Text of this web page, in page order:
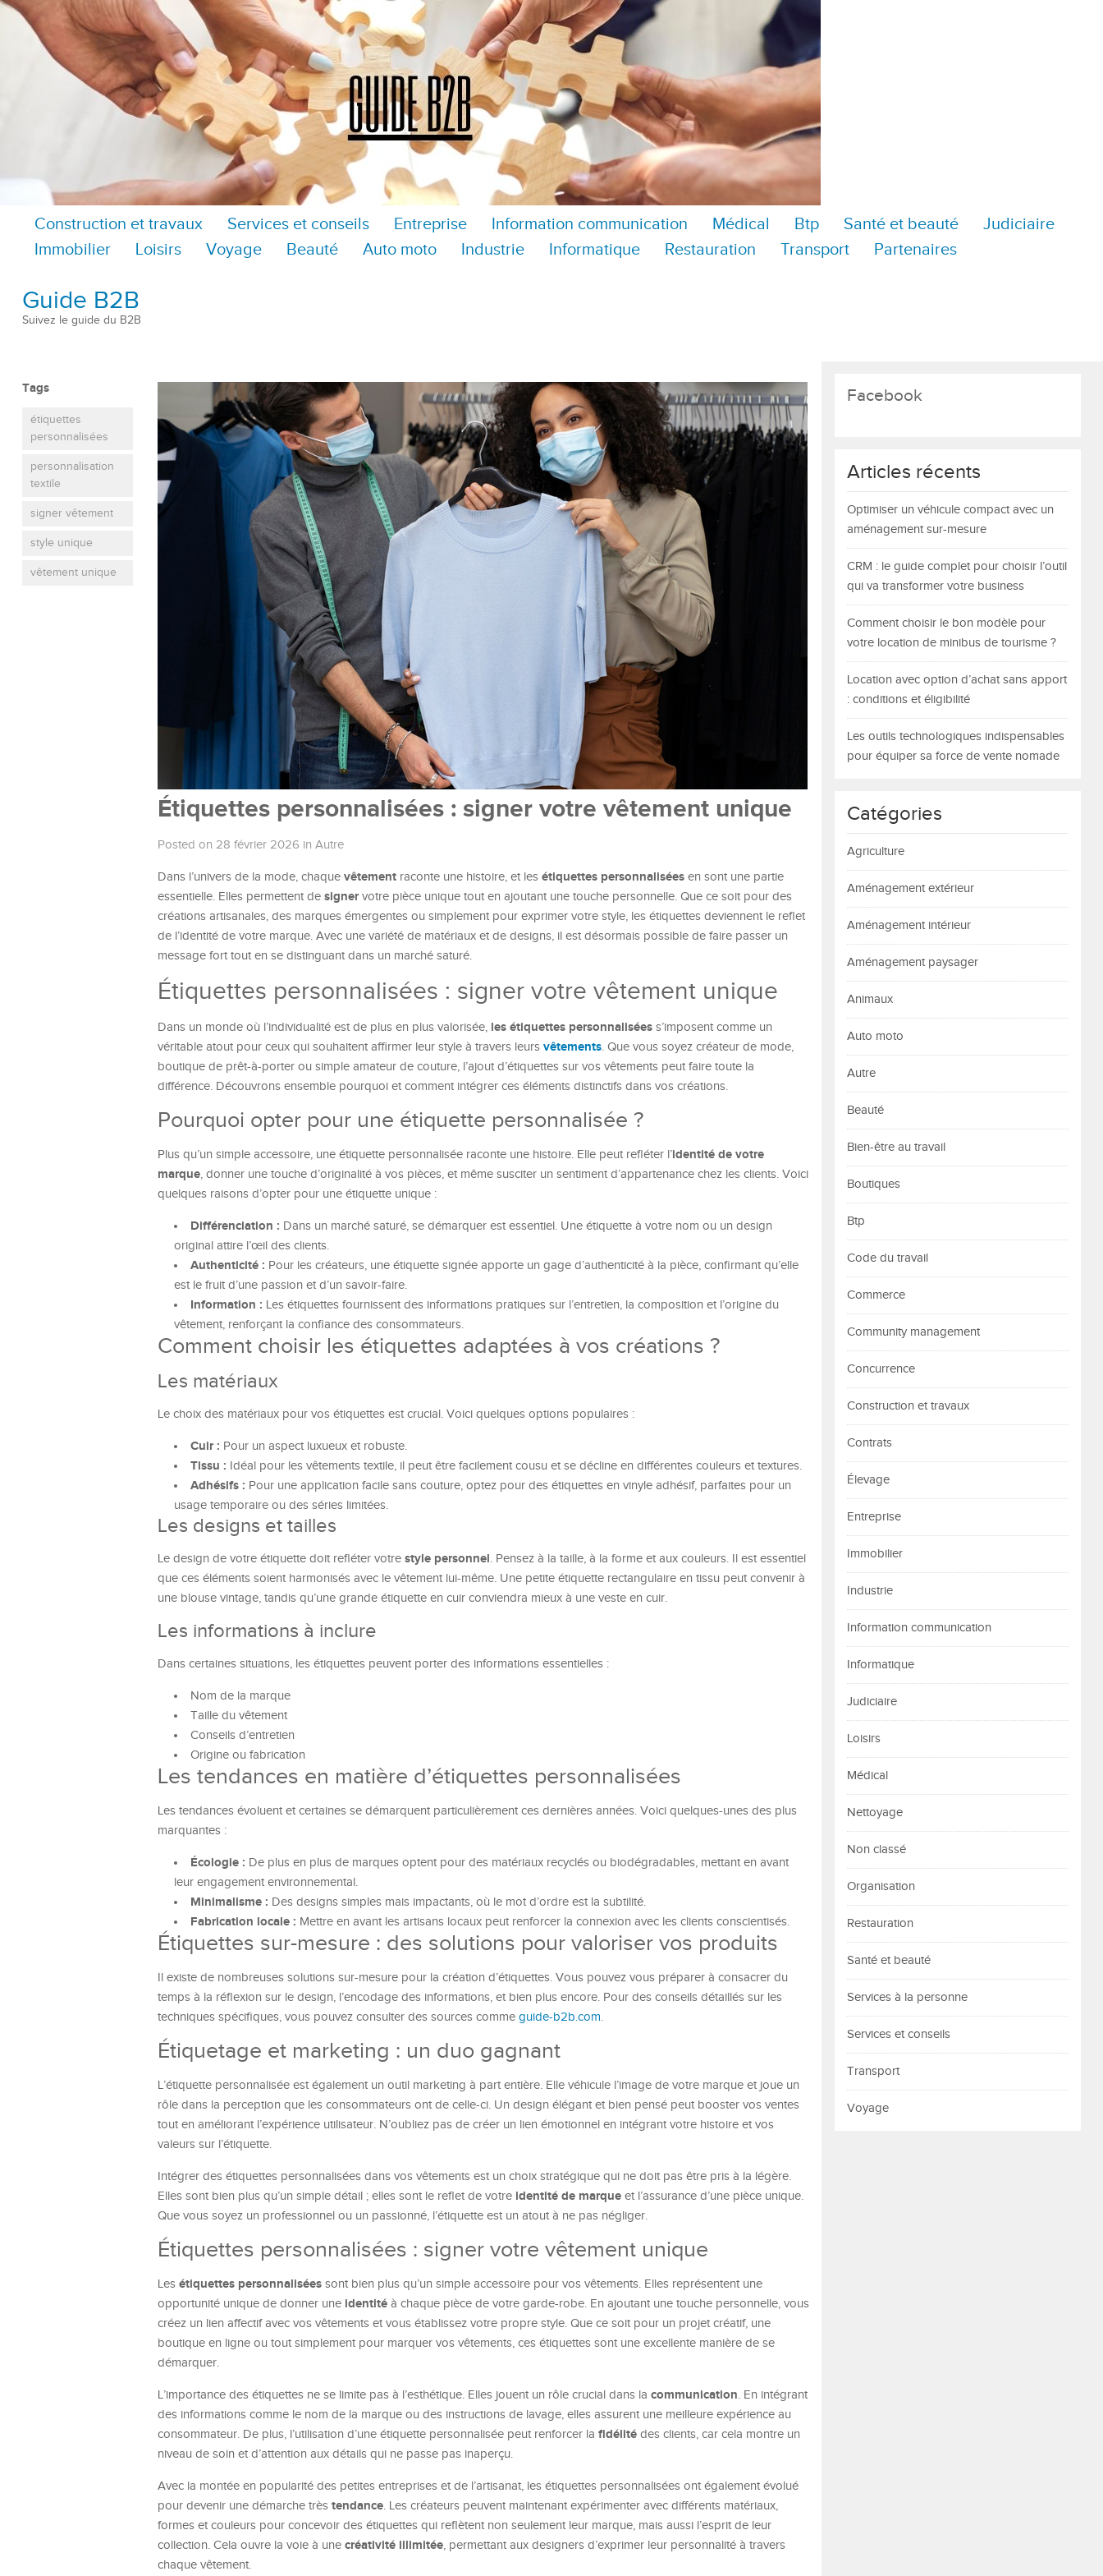
Construction et travaux Services et conseils Entreprise Information communication Médical Btp Santé et beauté
Judiciaire
Immobilier
Loisirs Voyage Beauté Auto moto Industrie Informatique Restauration Transport Partenaires
Guide B2B
Suivez le guide du B2B
Tags
étiquettes
personnalisées
personnalisation
textile
signer vêtement
style unique
vêtement unique
Étiquettes personnalisées : signer votre vêtement unique
Posted on 28 février 2026 in Autre
Dans l’univers de la mode, chaque vêtement raconte une histoire, et les étiquettes personnalisées en sont une partie
essentielle. Elles permettent de signervotre pièce unique tout en ajoutant une touche personnelle. Que ce soit pour des
créations artisanales, des marques émergentes ou simplement pour exprimer votre style, les étiquettes deviennent le reflet
de l’identité de votre marque. Avec une variété de matériaux et de designs, il est désormais possible de faire passer un
message fort tout en se distinguant dans un marché saturé.
Étiquettes personnalisées : signer votre vêtement unique
Dans un monde où l’individualité est de plus en plus valorisée, les étiquettes personnalisées s’imposent comme un
véritable atout pour ceux qui souhaitent affirmer leur style à travers leurs vêtements. Que vous soyez créateur de mode,
boutique de prêt-à-porter ou simple amateur de couture, l’ajout d’étiquettes sur vos vêtements peut faire toute la
différence. Découvrons ensemble pourquoi et comment intégrer ces éléments distinctifs dans vos créations.
Pourquoi opter pour une étiquette personnalisée ?
Plus qu’un simple accessoire, une étiquette personnalisée raconte une histoire. Elle peut refléter l’identité de votre
marque, donner une touche d’originalité à vos pièces, et même susciter un sentiment d’appartenance chez les clients. Voici
quelques raisons d’opter pour une étiquette unique :
Différenciation : Dans un marché saturé, se démarquer est essentiel. Une étiquette à votre nom ou un design
original attire l’œil des clients.
Authenticité : Pour les créateurs, une étiquette signée apporte un gage d’authenticité à la pièce, confirmant qu’elle
est le fruit d’une passion et d’un savoir-faire.
Information : Les étiquettes fournissent des informations pratiques sur l’entretien, la composition et l’origine du
vêtement, renforçant la confiance des consommateurs.
Comment choisir les étiquettes adaptées à vos créations ?
Les matériaux
Le choix des matériaux pour vos étiquettes est crucial. Voici quelques options populaires :
Cuir : Pour un aspect luxueux et robuste.
Tissu : Idéal pour les vêtements textile, il peut être facilement cousu et se décline en différentes couleurs et textures.
Adhésifs : Pour une application facile sans couture, optez pour des étiquettes en vinyle adhésif, parfaites pour un
usage temporaire ou des séries limitées.
Les designs et tailles
Le design de votre étiquette doit refléter votre style personnel. Pensez à la taille, à la forme et aux couleurs. Il est essentiel
que ces éléments soient harmonisés avec le vêtement lui-même. Une petite étiquette rectangulaire en tissu peut convenir à
une blouse vintage, tandis qu’une grande étiquette en cuir conviendra mieux à une veste en cuir.
Les informations à inclure
Dans certaines situations, les étiquettes peuvent porter des informations essentielles :
Nom de la marque
Taille du vêtement
Conseils d’entretien
Origine ou fabrication
Les tendances en matière d’étiquettes personnalisées
Les tendances évoluent et certaines se démarquent particulièrement ces dernières années. Voici quelques-unes des plus
marquantes :
Écologie : De plus en plus de marques optent pour des matériaux recyclés ou biodégradables, mettant en avant
leur engagement environnemental.
Minimalisme : Des designs simples mais impactants, où le mot d’ordre est la subtilité.
Fabrication locale : Mettre en avant les artisans locaux peut renforcer la connexion avec les clients conscientisés.
Étiquettes sur-mesure : des solutions pour valoriser vos produits
Il existe de nombreuses solutions sur-mesure pour la création d’étiquettes. Vous pouvez vous préparer à consacrer du
temps à la réflexion sur le design, l’encodage des informations, et bien plus encore. Pour des conseils détaillés sur les
techniques spécifiques, vous pouvez consulter des sources comme guide-b2b.com.
Étiquetage et marketing : un duo gagnant
L’étiquette personnalisée est également un outil marketing à part entière. Elle véhicule l’image de votre marque et joue un
rôle dans la perception que les consommateurs ont de celle-ci. Un design élégant et bien pensé peut booster vos ventes
tout en améliorant l’expérience utilisateur. N’oubliez pas de créer un lien émotionnel en intégrant votre histoire et vos
valeurs sur l’étiquette.
Intégrer des étiquettes personnalisées dans vos vêtements est un choix stratégique qui ne doit pas être pris à la légère.
Elles sont bien plus qu’un simple détail ; elles sont le reflet de votre identité de marque et l’assurance d’une pièce unique.
Que vous soyez un professionnel ou un passionné, l’étiquette est un atout à ne pas négliger.
Étiquettes personnalisées : signer votre vêtement unique
Les étiquettes personnalisées sont bien plus qu’un simple accessoire pour vos vêtements. Elles représentent une
opportunité unique de donner une identité à chaque pièce de votre garde-robe. En ajoutant une touche personnelle, vous
créez un lien affectif avec vos vêtements et vous établissez votre propre style. Que ce soit pour un projet créatif, une
boutique en ligne ou tout simplement pour marquer vos vêtements, ces étiquettes sont une excellente manière de se
démarquer.
L’importance des étiquettes ne se limite pas à l’esthétique. Elles jouent un rôle crucial dans la communication. En intégrant
des informations comme le nom de la marque ou des instructions de lavage, elles assurent une meilleure expérience au
consommateur. De plus, l’utilisation d’une étiquette personnalisée peut renforcer la fidélité des clients, car cela montre un
niveau de soin et d’attention aux détails qui ne passe pas inaperçu.
Avec la montée en popularité des petites entreprises et de l’artisanat, les étiquettes personnalisées ont également évolué
pour devenir une démarche très tendance. Les créateurs peuvent maintenant expérimenter avec différents matériaux,
formes et couleurs pour concevoir des étiquettes qui reflètent non seulement leur marque, mais aussi l’esprit de leur
collection. Cela ouvre la voie à une créativité illimitée, permettant aux designers d’exprimer leur personnalité à travers
chaque vêtement.
Facebook
Articles récents
Optimiser un véhicule compact avec un
aménagement sur-mesure
CRM : le guide complet pour choisir l’outil
qui va transformer votre business
Comment choisir le bon modèle pour
votre location de minibus de tourisme ?
Location avec option d’achat sans apport
: conditions et éligibilité
Les outils technologiques indispensables
pour équiper sa force de vente nomade
Catégories
Agriculture
Aménagement extérieur
Aménagement intérieur
Aménagement paysager
Animaux
Auto moto
Autre
Beauté
Bien-être au travail
Boutiques
Btp
Code du travail
Commerce
Community management
Concurrence
Construction et travaux
Contrats
Élevage
Entreprise
Immobilier
Industrie
Information communication
Informatique
Judiciaire
Loisirs
Médical
Nettoyage
Non classé
Organisation
Restauration
Santé et beauté
Services à la personne
Services et conseils
Transport
Voyage